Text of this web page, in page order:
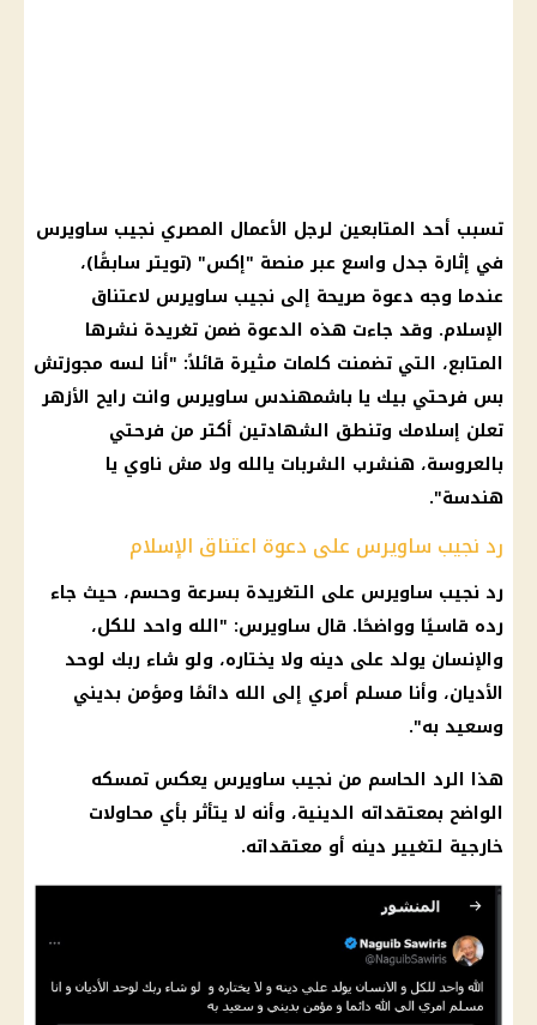
تسبب أحد المتابعين لرجل الأعمال المصري نجيب ساويرس
في إثارة جدل واسع عبر منصة "إكس" (تويتر سابقًا)،
عندما وجه دعوة صريحة إلى نجيب ساويرس لاعتناق
الإسلام. وقد جاءت هذه الدعوة ضمن تغريدة نشرها
المتابع، التي تضمنت كلمات مثيرة قائلاً: "أنا لسه مجوزتش
بس فرحتي بيك يا باشمهندس ساويرس وانت رايح الأزهر
تعلن إسلامك وتنطق الشهادتين أكتر من فرحتي
بالعروسة، هنشرب الشربات يالله ولا مش ناوي يا
هندسة".
رد نجيب ساويرس على دعوة اعتناق الإسلام
رد نجيب ساويرس على التغريدة بسرعة وحسم، حيث جاء
رده قاسيًا وواضحًا. قال ساويرس: "الله واحد للكل،
والإنسان يولد على دينه ولا يختاره، ولو شاء ربك لوحد
الأديان، وأنا مسلم أمري إلى الله دائمًا ومؤمن بديني
وسعيد به".
هذا الرد الحاسم من نجيب ساويرس يعكس تمسكه
الواضح بمعتقداته الدينية، وأنه لا يتأثر بأي محاولات
خارجية لتغيير دينه أو معتقداته.